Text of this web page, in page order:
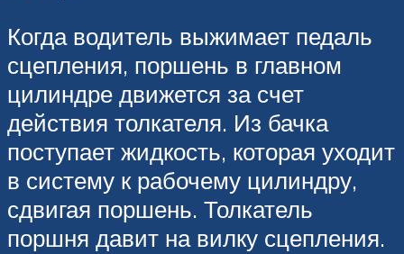
Когда водитель выжимает педаль
сцепления, поршень в главном
цилиндре движется за счет
действия толкателя. Из бачка
поступает жидкость, которая уходит
в систему к рабочему цилиндру,
сдвигая поршень. Толкатель
поршня давит на вилку сцепления.